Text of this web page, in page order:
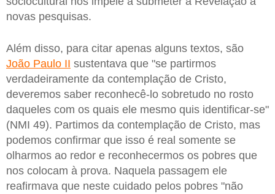
novas pesquisas.
Além disso, para citar apenas alguns textos, são
João Paulo II sustentava que "se partirmos
verdadeiramente da contemplação de Cristo,
deveremos saber reconhecê-lo sobretudo no rosto
daqueles com os quais ele mesmo quis identificar-se"
(NMI 49). Partimos da contemplação de Cristo, mas
podemos confirmar que isso é real somente se
olharmos ao redor e reconhecermos os pobres que
nos colocam à prova. Naquela passagem ele
reafirmava que neste cuidado pelos pobres "não